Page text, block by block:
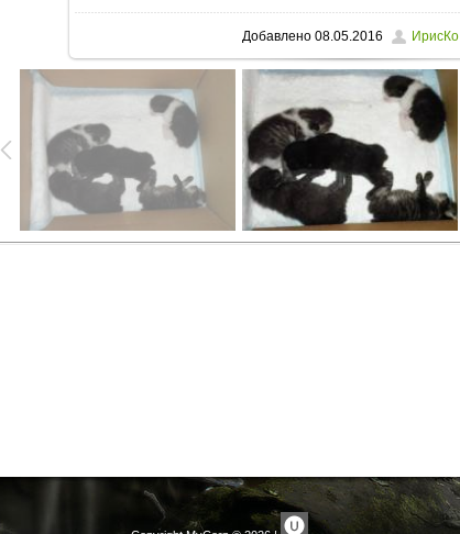
Добавлено08.05.2016 ИрисКо